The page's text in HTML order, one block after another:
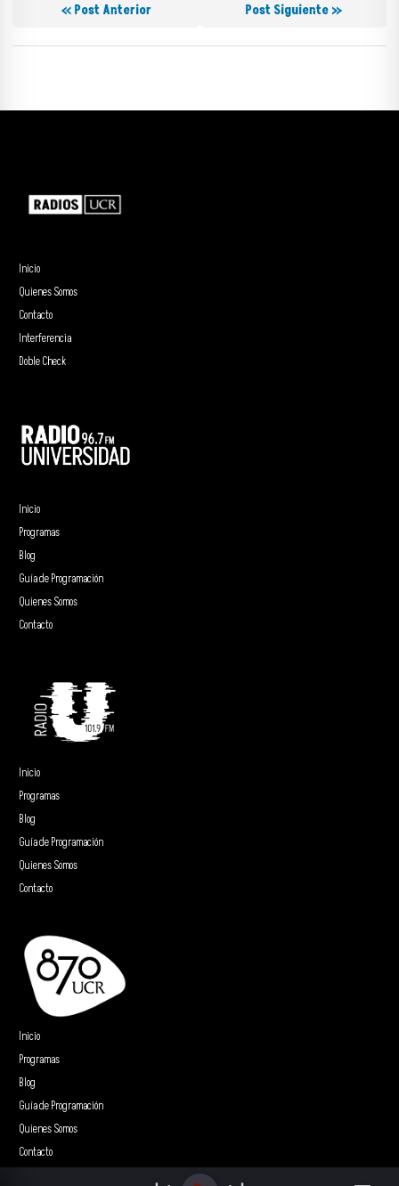
« Post Anterior Post Siguiente »
Inicio
Quienes Somos
Contacto
Interferencia
Doble Check
Inicio
Programas
Blog
Guía de Programación
Quienes Somos
Contacto
Inicio
Programas
Blog
Guía de Programación
Quienes Somos
Contacto
Inicio
Programas
Blog
Guía de Programación
Quienes Somos
Contacto